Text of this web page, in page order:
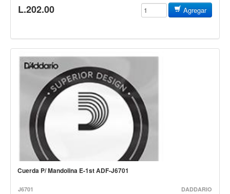
Acustico
Pedales de efectos
Estuches y fundas
Accesorios
Cuerdas
Baterias
Acustica
L.202.00 Agregar
Cuerda P/ Mandolina E-1st ADF-J6701
J6701 DADDARIO